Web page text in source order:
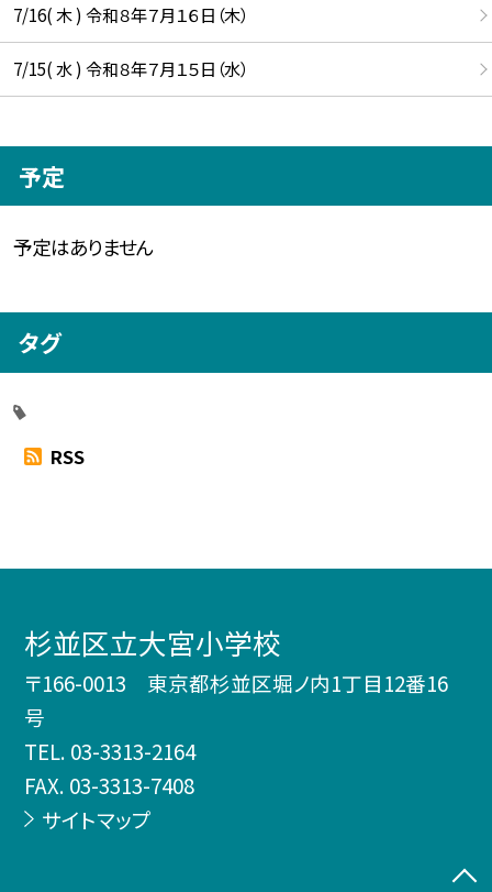
7/16( 木 ) 令和８年７月１６日（木）
7/15( 水 ) 令和８年７月１５日（水）
予定
予定はありません
タグ
RSS
杉並区立大宮小学校
〒166-0013 東京都杉並区堀ノ内1丁目12番16
号
TEL. 03-3313-2164
FAX. 03-3313-7408
サイトマップ